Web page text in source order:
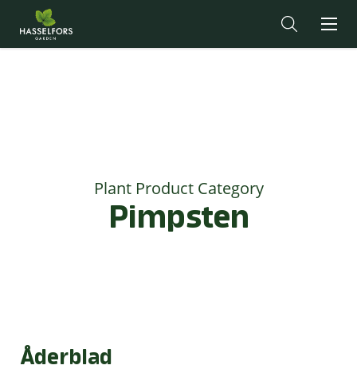
Plant Product Category
Pimpsten
Åderblad